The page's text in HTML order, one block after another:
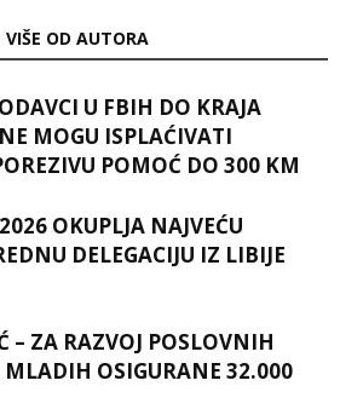
VIŠE OD AUTORA
U FBIH DO KRAJA
MOGU ISPLAĆIVATI
POMOĆ DO 300 KM
OKUPLJA NAJVEĆU
DELEGACIJU IZ LIBIJE
– ZA RAZVOJ POSLOVNIH
MLADIH OSIGURANE 32.000